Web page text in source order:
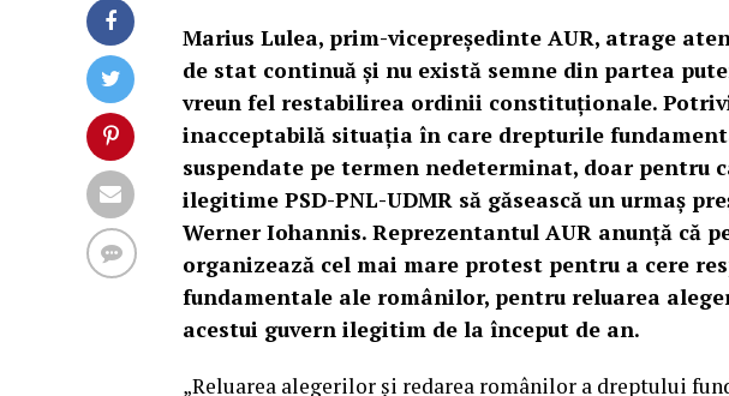
Marius Lulea, prim-vicepreşedinte AUR, atrage
de stat continuă şi nu există semne din partea
vreun fel restabilirea ordinii constituţionale.
inacceptabilă situaţia în care drepturile
suspendate pe termen nedeterminat, doar pentru
ilegitime PSD-PNL-UDMR să găsească un urmaş
Werner Iohannis. Reprezentantul AUR anunţă că
organizează cel mai mare protest pentru a cere
fundamentale ale românilor, pentru reluarea
acestui guvern ilegitim de la început de an.
„Reluarea alegerilor şi redarea românilor a dreptului